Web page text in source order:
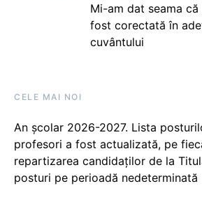
Mi-am dat seama
fost corectată în
cuvântului
CELE MAI NOI
An școlar 2026-2027. Lista
profesori a fost actualizată, pe
repartizarea candidaților de la
posturi pe perioadă nedeterminată